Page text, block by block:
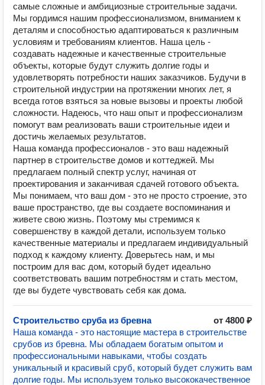
самые сложные и амбициозные строительные задачи.
Мы гордимся нашим профессионализмом, вниманием к
деталям и способностью адаптироваться к различным
условиям и требованиям клиентов. Наша цель -
создавать надежные и качественные строительные
объекты, которые будут служить долгие годы и
удовлетворять потребности наших заказчиков. Будучи в
строительной индустрии на протяжении многих лет, я
всегда готов взяться за новые вызовы и проекты любой
сложности. Надеюсь, что наш опыт и профессионализм
помогут вам реализовать ваши строительные идеи и
достичь желаемых результатов.
Наша команда профессионалов - это ваш надежный
партнер в строительстве домов и коттеджей. Мы
предлагаем полный спектр услуг, начиная от
проектирования и заканчивая сдачей готового объекта.
Мы понимаем, что ваш дом - это не просто строение, это
ваше пространство, где вы создаете воспоминания и
живете свою жизнь. Поэтому мы стремимся к
совершенству в каждой детали, используем только
качественные материалы и предлагаем индивидуальный
подход к каждому клиенту. Доверьтесь нам, и мы
построим для вас дом, который будет идеально
соответствовать вашим потребностям и стать местом,
где вы будете чувствовать себя как дома.
Строительство сруба из бревна
от 4800 ₽
Наша команда - это настоящие мастера в строительстве
срубов из бревна. Мы обладаем богатым опытом и
профессиональными навыками, чтобы создать
уникальный и красивый сруб, который будет служить вам
долгие годы. Мы используем только высококачественное